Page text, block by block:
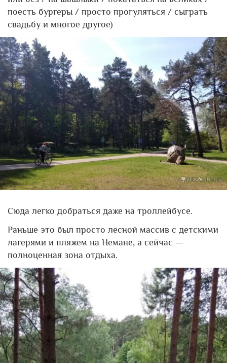
поесть бургеры / просто прогуляться / сыграть
свадьбу и многое другое)
Сюда легко добраться даже на троллейбусе.
Раньше это был просто лесной массив с детскими
лагерями и пляжем на Немане, а сейчас —
полноценная зона отдыха.